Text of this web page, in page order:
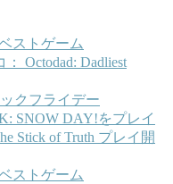
ストゲーム
Octodad: Dadliest
クフライデー
SNOW DAY!をプレイ
Stick of Truth プレイ開
ストゲーム